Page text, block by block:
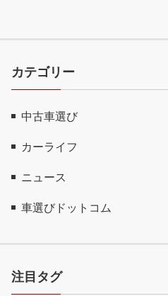
カテゴリー
中古車選び
カーライフ
ニュース
車選びドットコム
注目タグ